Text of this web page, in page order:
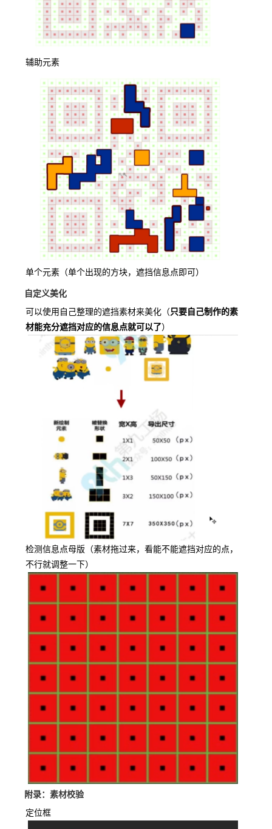
辅助元素
单个元素（单个出现的方块，遮挡信息点即可）
自定义美化
可以使用自己整理的遮挡素材来美化（只要自己制作的素
材能充分遮挡对应的信息点就可以了）
检测信息点母版（素材拖过来，看能不能遮挡对应的点，
不行就调整一下）
附录：素材校验
定位框